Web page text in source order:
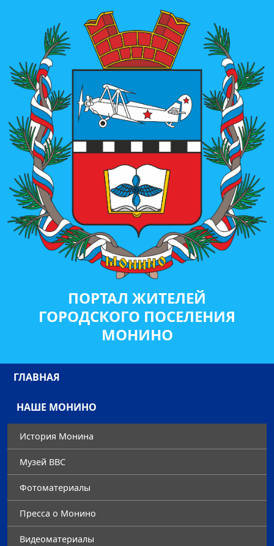
ПОРТАЛ ЖИТЕЛЕЙ
ГОРОДСКОГО ПОСЕЛЕНИЯ
МОНИНО
ГЛАВНАЯ
НАШЕ МОНИНО
История Монина
Музей ВВС
Фотоматериалы
Преccа о Монино
Видеоматериалы